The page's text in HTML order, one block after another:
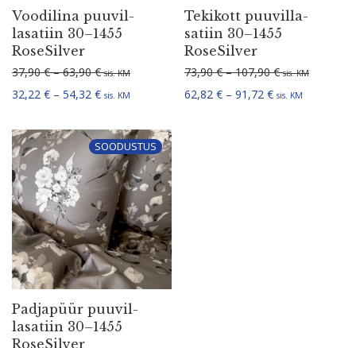
Voodilina puuvil­
la­satiin 30–1455
RoseSilver
37,90€ – 63,90€Hinnavahemik: 37,90 € kuni 63,90 €
sis. KM
32,22 € – 54,32 €Hinnavahemik: 32,22 € kuni 54,32 €
sis. KM
Tekikott puuvil­la­
satiin 30–1455
RoseSilver
73,90€ – 107,90€ sis. KM
62,82 € – 91,72 €Hinnavahemik:
sis. KM
SOODUSTUS
Padjapüür puuvil­
la­satiin 30–1455
RoseSilver